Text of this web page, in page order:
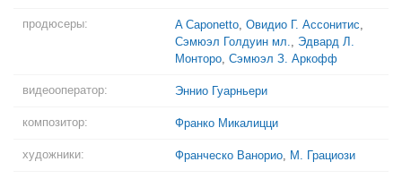
продюсеры: A Caponetto, Овидио Г. Ассонитис,
Сэмюэл Голдуин мл., Эдвард Л.
Монторо, Сэмюэл З. Аркофф
видеооператор: Эннио Гуарньери
композитор: Франко Микалицци
художники: Франческо Ванорио, М. Грациози